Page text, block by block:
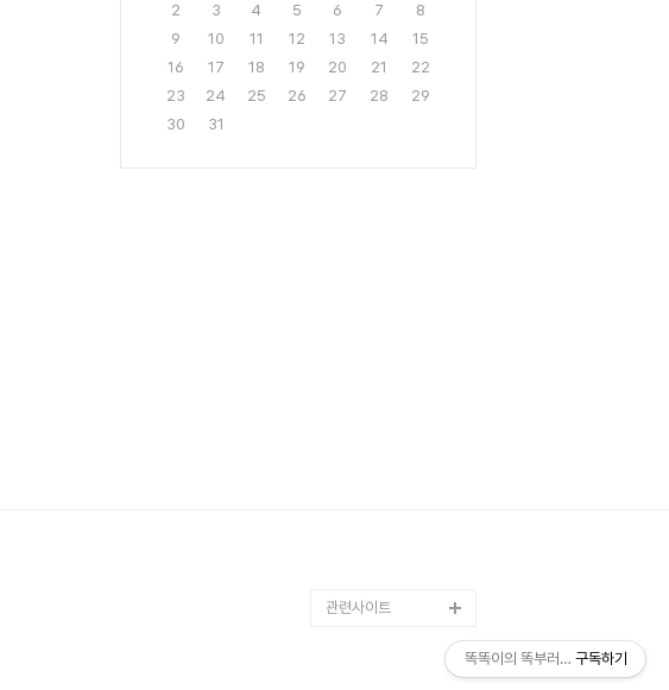
2
3 4 5 6 7
8
9
10 11 12 13 14
15
16
17 18 19 20 21
22
23
24 25 26 27 28
29
30
31
관련사이트
똑똑이의 똑부러지는 블로그
구독하기